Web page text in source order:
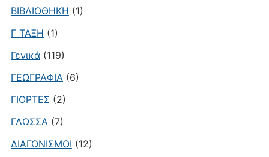
ΒΙΒΛΙΟΘΗΚΗ (1)
Γ ΤΑΞΗ (1)
Γενικά(119)
ΓΕΩΓΡΑΦΙΑ (6)
ΓΙΟΡΤΕΣ (2)
ΓΛΩΣΣΑ (7)
ΔΙΑΓΩΝΙΣΜΟΙ (12)